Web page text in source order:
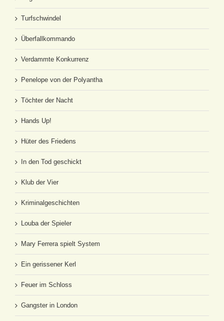
Turfschwindel
Überfallkommando
Verdammte Konkurrenz
Penelope von der Polyantha
Töchter der Nacht
Hands Up!
Hüter des Friedens
In den Tod geschickt
Klub der Vier
Kriminalgeschichten
Louba der Spieler
Mary Ferrera spielt System
Ein gerissener Kerl
Feuer im Schloss
Gangster in London